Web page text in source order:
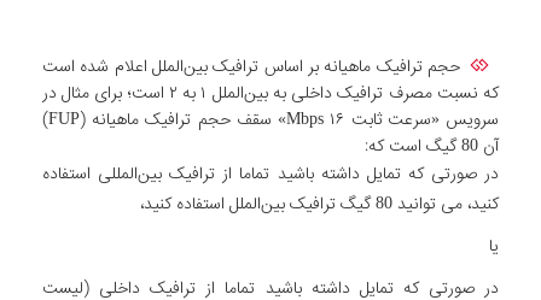
حجم ترافیک ماهیانه بر اساس ترافیک بین‌الملل اعلام شده است
که نسبت مصرف ترافیک داخلی به بین‌الملل ۱ به ۲ است؛ برای مثال در
سرویس «سرعت ثابت Mbps ۱۶» سقف حجم ترافیک ماهیانه (FUP)
آن 80 گیگ است که:
در صورتی که تمایل داشته باشید تماما از ترافیک بین‌المللی استفاده
کنید، می توانید 80 گیگ ترافیک بین‌الملل استفاده کنید،
یا
در صورتی که تمایل داشته باشید تماما از ترافیک داخلی (لیست